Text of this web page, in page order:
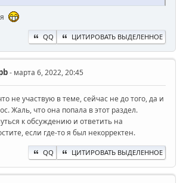
QQ ЦИТИРОВАТЬ ВЫДЕЛЕННОЕ
- марта 6, 2022, 20:45
не участвую в теме, сейчас не до того, да и
Жаль, что она попала в этот раздел.
к обсуждению и ответить на
если где-то я был некорректен.
QQ ЦИТИРОВАТЬ ВЫДЕЛЕННОЕ